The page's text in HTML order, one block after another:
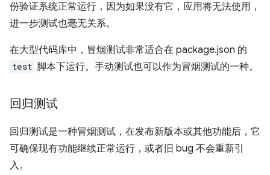
份验证系统正常运行，因为如果没有它，应用将无法使用，
进一步测试也毫无关系。
在大型代码库中，冒烟测试非常适合在 package.json 的
test 脚本下运行。手动测试也可以作为冒烟测试的一种。
回归测试
回归测试是一种冒烟测试，在发布新版本或其他功能后，它
可确保现有功能继续正常运行，或者旧 bug 不会重新引
入。